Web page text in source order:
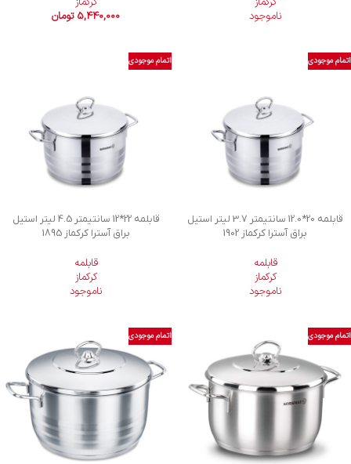
ناموجود
5,440,000 تومان
اتمام موجودی
قابلمه 20*12.0 سانتیمتر 3.7 لیتر استیل
براق آسترا کرکماز 1902
قابلمه
کرکماز
ناموجود
اتمام موجودی
قابلمه 22*12 سانتیمتر 4.5 لیتر استیل
براق آسترا کرکماز 1895
قابلمه
کرکماز
ناموجود
اتمام موجودی اتمام موجودی